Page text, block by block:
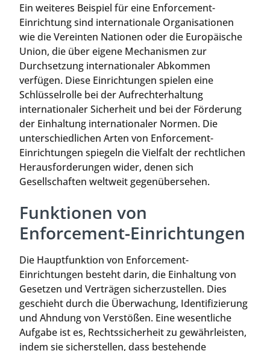
Ein weiteres Beispiel für eine Enforcement-
Einrichtung sind internationale Organisationen
wie die Vereinten Nationen oder die Europäische
Union, die über eigene Mechanismen zur
Durchsetzung internationaler Abkommen
verfügen. Diese Einrichtungen spielen eine
Schlüsselrolle bei der Aufrechterhaltung
internationaler Sicherheit und bei der Förderung
der Einhaltung internationaler Normen. Die
unterschiedlichen Arten von Enforcement-
Einrichtungen spiegeln die Vielfalt der rechtlichen
Herausforderungen wider, denen sich
Gesellschaften weltweit gegenübersehen.
Funktionen von
Enforcement-Einrichtungen
Die Hauptfunktion von Enforcement-
Einrichtungen besteht darin, die Einhaltung von
Gesetzen und Verträgen sicherzustellen. Dies
geschieht durch die Überwachung, Identifizierung
und Ahndung von Verstößen. Eine wesentliche
Aufgabe ist es, Rechtssicherheit zu gewährleisten,
indem sie sicherstellen, dass bestehende